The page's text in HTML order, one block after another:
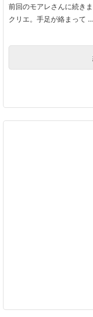
前回のモアレさんに続き
クリエ。手足が絡まって ...